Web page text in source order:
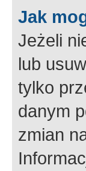
Jak
Jeżeli
lub
tylko
danym
zmian